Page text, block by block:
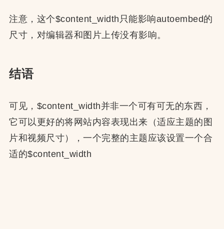
注意，这个$content_width只能影响autoembed的
尺寸，对编辑器和图片上传没有影响。
结语
可见，$content_width并非一个可有可无的东西，
它可以更好的将网站内容表现出来（适应主题的图
片和视频尺寸），一个完整的主题应该设置一个合
适的$content_width